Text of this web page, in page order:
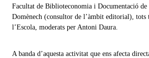
Facultat de Biblioteconomia i Documentació
Domènech (consultor de l’àmbit editorial), tots
l’Escola, moderats per Antoni Daura.
A banda d’aquesta activitat que ens afecta